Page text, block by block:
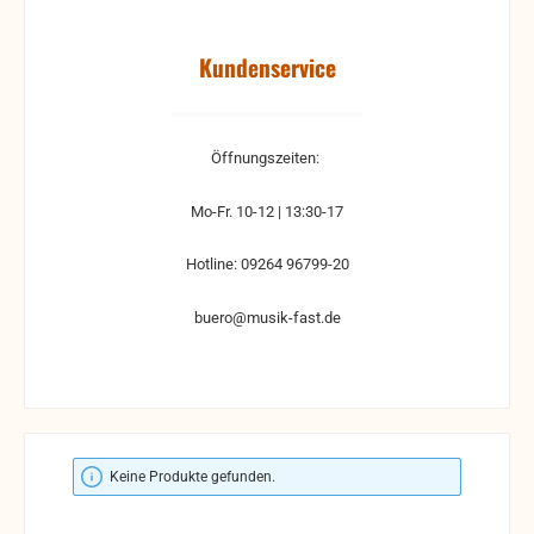
Kundenservice
Öffnungszeiten:
Mo-Fr. 10-12 | 13:30-17
Hotline: 09264 96799-20
buero@musik-fast.de
Keine Produkte gefunden.